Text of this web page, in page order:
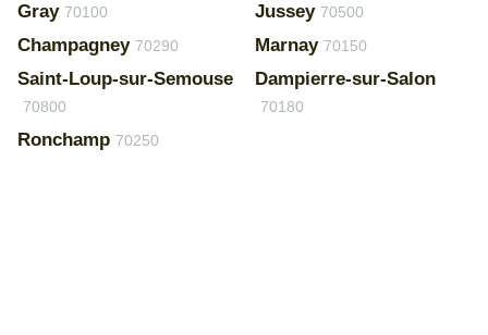
Gray 70100
Champagney 70290
Saint-Loup-sur-Semouse
70800
Ronchamp 70250
Jussey 70500
Marnay 70150
Dampierre-sur-Salon
70180